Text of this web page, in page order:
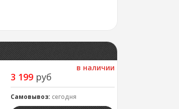
в наличии
3 199 руб
Самовывоз: сегодня